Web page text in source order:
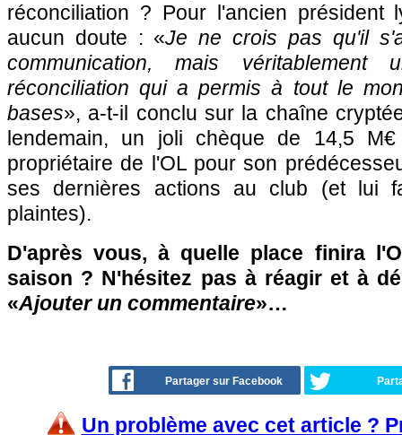
réconciliation ? Pour l'ancien président
aucun doute : «Je ne crois pas qu'il
communication, mais
réconciliation qui a permis à tout le
bases», a-t-il conclu sur la chaîne
lendemain, un joli chèque de 14,5
propriétaire de l'OL pour son
ses dernières actions au club (et lui
plaintes).
D'après vous, à quelle place finira
saison ? N'hésitez pas à réagir et à
«Ajouter un commentaire»…
Partager sur Facebook
Un problème avec cet article ?